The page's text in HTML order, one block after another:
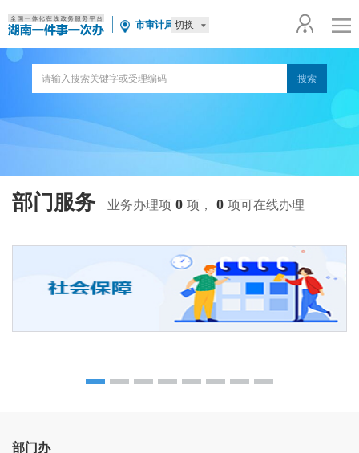
市审计局 切换
部门服务 业务办理项 0 项， 0 项可在线办理
部门办